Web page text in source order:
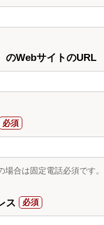
のWebサイトのURL
合は固定電話必須です。
ス